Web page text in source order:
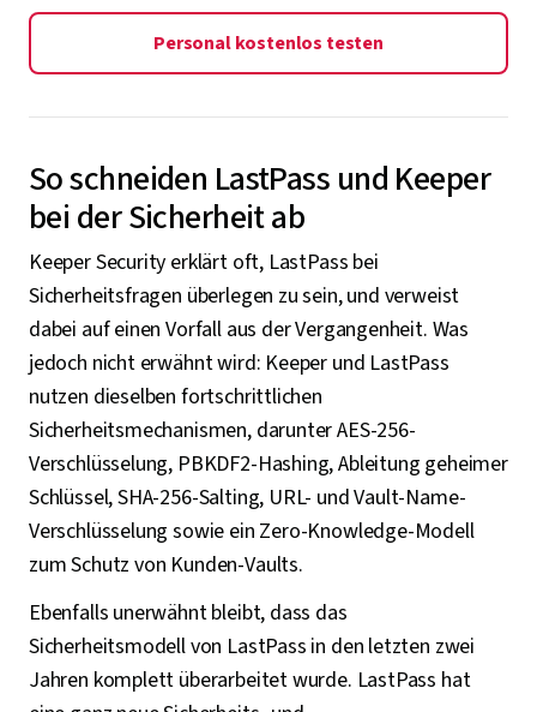
Personal kostenlos testen
So schneiden LastPass und Keeper
bei der Sicherheit ab
Keeper Security erklärt oft, LastPass bei
Sicherheitsfragen überlegen zu sein, und verweist
dabei auf einen Vorfall aus der Vergangenheit. Was
jedoch nicht erwähnt wird: Keeper und LastPass
nutzen dieselben fortschrittlichen
Sicherheitsmechanismen, darunter AES-256-
Verschlüsselung, PBKDF2-Hashing, Ableitung geheimer
Schlüssel, SHA-256-Salting, URL- und Vault-Name-
Verschlüsselung sowie ein Zero-Knowledge-Modell
zum Schutz von Kunden-Vaults.
Ebenfalls unerwähnt bleibt, dass das
Sicherheitsmodell von LastPass in den letzten zwei
Jahren komplett überarbeitet wurde. LastPass hat